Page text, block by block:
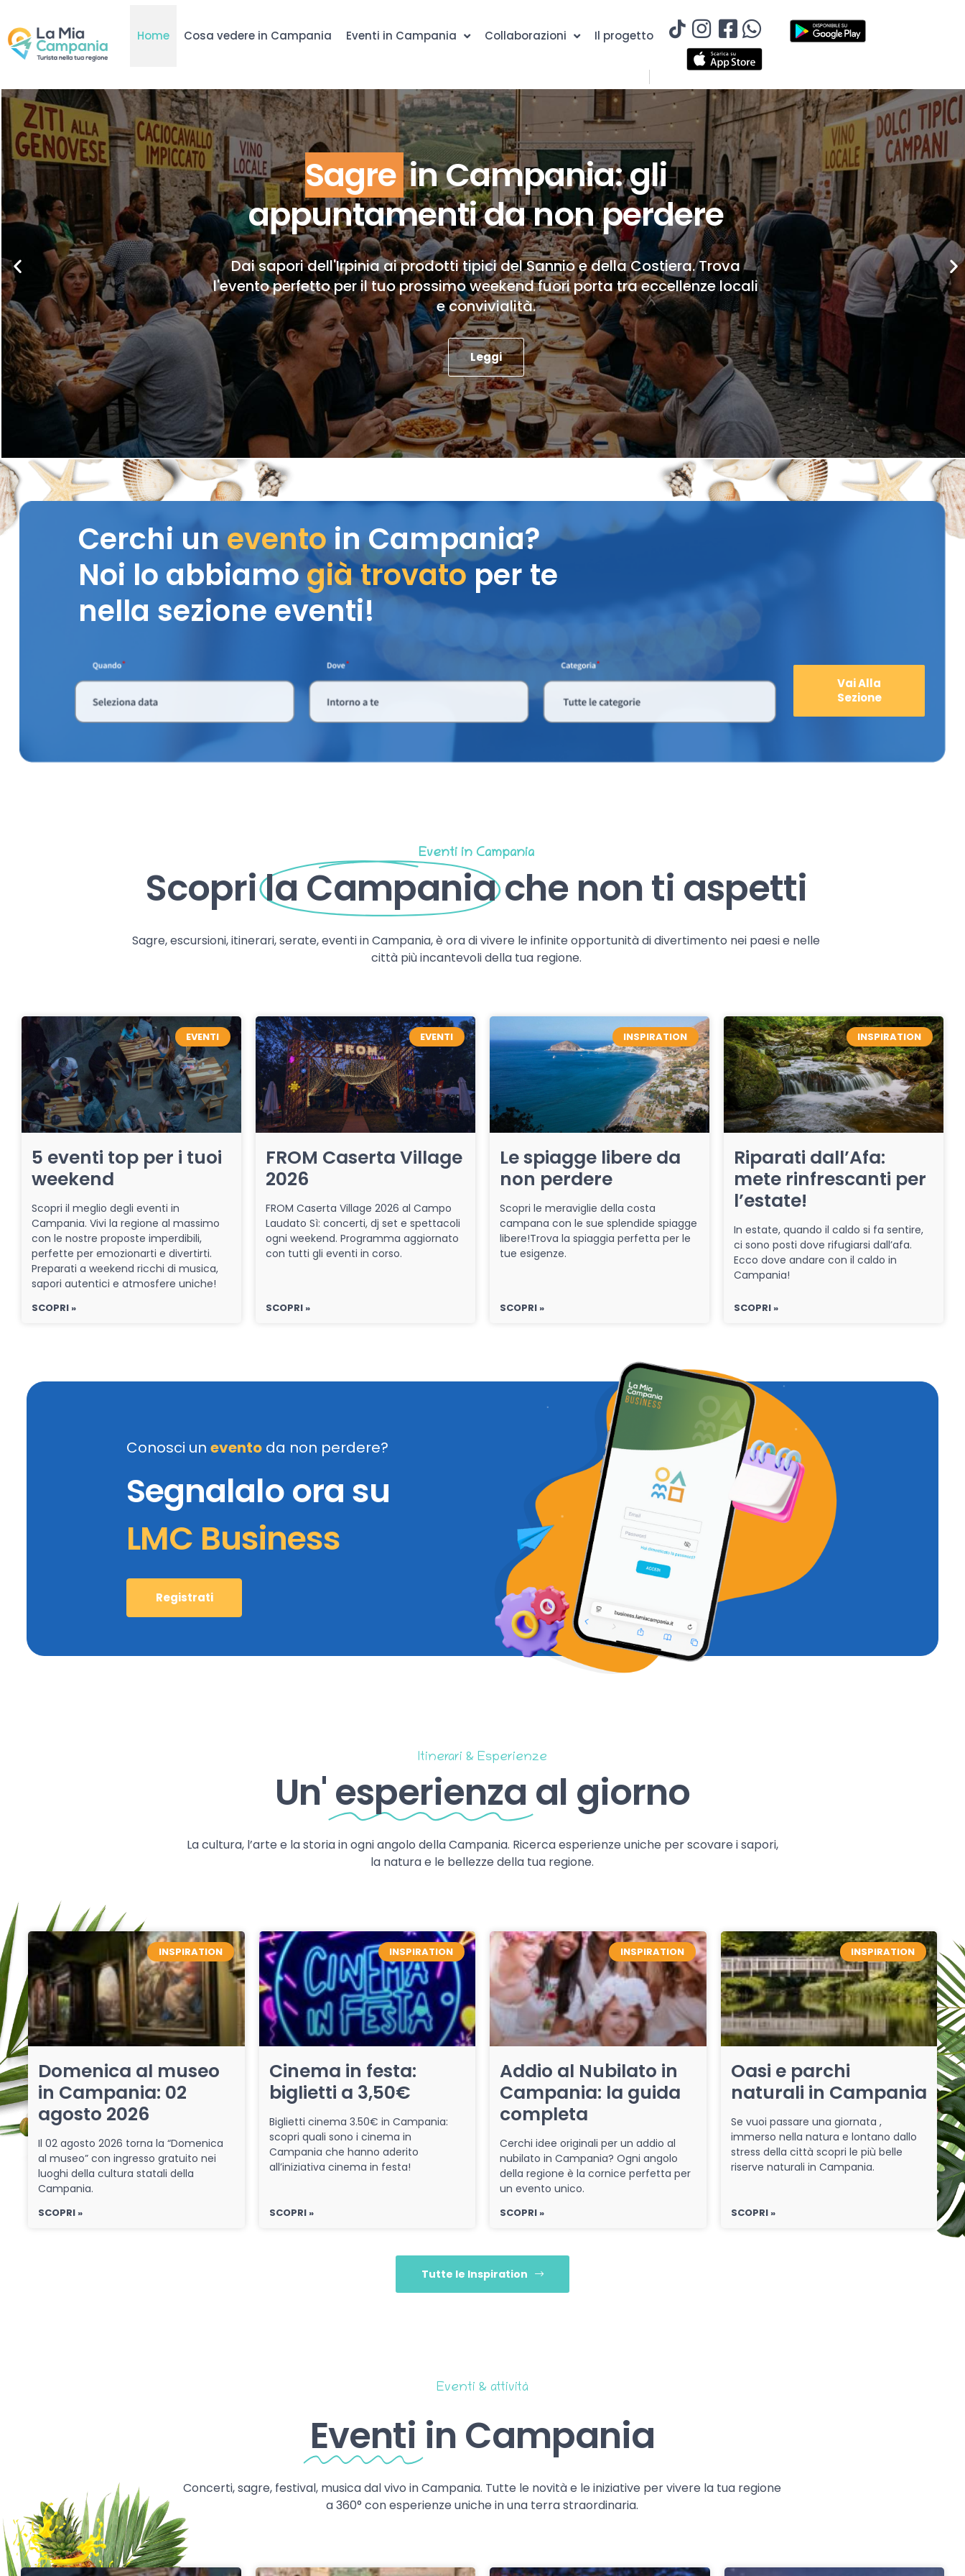
Home Cosa vedere in Campania Eventi in Campania Collaborazioni Il progetto
Sagre in Campania: gli
appuntamenti da non perdere
Dai sapori dell'Irpinia ai prodotti tipici del Sannio e della Costiera. Trova
l'evento perfetto per il tuo prossimo weekend fuori porta tra eccellenze locali
e convivialità.
Leggi
Cerchi uneventoin Campania?
Noi lo abbiamogià trovato per te
nella sezione eventi!
Vai Alla
Sezione
Eventi in Campania
Scoprila Campaniache non ti aspetti
Sagre, escursioni, itinerari, serate, eventi in Campania, è ora di vivere le infinite opportunità di divertimento nei paesi e nelle
città più incantevoli della tua regione.
EVENTI
5 eventi top per i tuoi
weekend
Scopri il meglio degli eventi in
Campania. Vivi la regione al massimo
con le nostre proposte imperdibili,
perfette per emozionarti e divertirti.
Preparati a weekend ricchi di musica,
sapori autentici e atmosfere uniche!
SCOPRI »
EVENTI
FROM Caserta Village
2026
FROM Caserta Village 2026 al Campo
Laudato Sì: concerti, dj set e spettacoli
ogni weekend. Programma aggiornato
con tutti gli eventi in corso.
SCOPRI »
INSPIRATION
Le spiagge libere da
non perdere
Scopri le meraviglie della costa
campana con le sue splendide spiagge
libere!Trova la spiaggia perfetta per le
tue esigenze.
SCOPRI »
INSPIRATION
Riparati dall’Afa:
mete rinfrescanti per
l’estate!
In estate, quando il caldo si fa sentire,
ci sono posti dove rifugiarsi dall’afa.
Ecco dove andare con il caldo in
Campania!
SCOPRI »
Conosci un evento da non perdere?
Segnalalo ora su
LMC Business
Registrati
Itinerari & Esperienze
Un' esperienza al giorno
La cultura, l’arte e la storia in ogni angolo della Campania. Ricerca esperienze uniche per scovare i sapori,
la natura e le bellezze della tua regione.
INSPIRATION
Domenica al museo
in Campania: 02
agosto 2026
Il 02 agosto 2026 torna la “Domenica
al museo” con ingresso gratuito nei
luoghi della cultura statali della
Campania.
SCOPRI »
INSPIRATION
Cinema in festa:
biglietti a 3,50€
Biglietti cinema 3.50€ in Campania:
scopri quali sono i cinema in
Campania che hanno aderito
all’iniziativa cinema in festa!
SCOPRI »
INSPIRATION
Addio al Nubilato in
Campania: la guida
completa
Cerchi idee originali per un addio al
nubilato in Campania? Ogni angolo
della regione è la cornice perfetta per
un evento unico.
SCOPRI »
INSPIRATION
Oasi e parchi
naturali in Campania
Se vuoi passare una giornata ,
immerso nella natura e lontano dallo
stress della città scopri le più belle
riserve naturali in Campania.
SCOPRI »
Tutte le Inspiration
Eventi & attività
Eventi in Campania
Concerti, sagre, festival, musica dal vivo in Campania. Tutte le novità e le iniziative per vivere la tua regione
a 360° con esperienze uniche in una terra straordinaria.